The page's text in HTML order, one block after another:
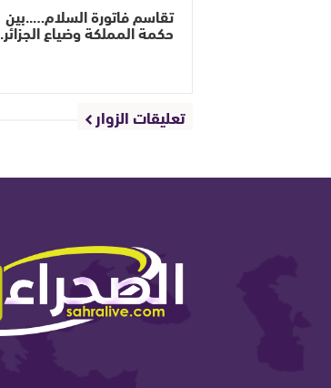
تقاسم فاتورة السلام…..بين
حكمة المملكة وضياع الجزائر.
تعليقات الزوار